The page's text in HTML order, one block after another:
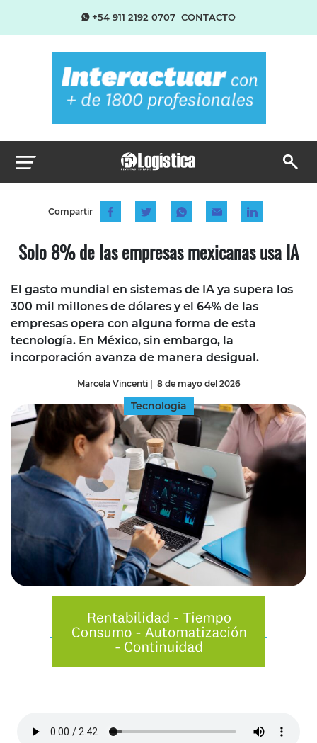
+54 911 2192 0707 CONTACTO
Compartir
Solo 8% de las empresas mexicanas usa IA
El gasto mundial en sistemas de IA ya supera los
300 mil millones de dólares y el 64% de las
empresas opera con alguna forma de esta
tecnología. En México, sin embargo, la
incorporación avanza de manera desigual.
Marcela Vincenti| 8 de mayo del 2026
Tecnología